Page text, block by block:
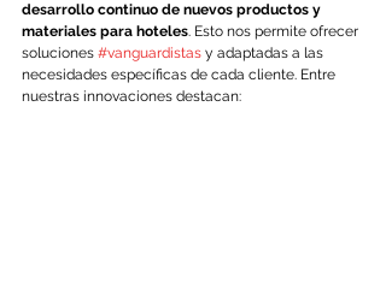
desarrollo continuo de nuevos productos y
materiales para hoteles . Esto nos permite ofrecer
soluciones #vanguardistas y adaptadas a las
necesidades específicas de cada cliente. Entre
nuestras innovaciones destacan: